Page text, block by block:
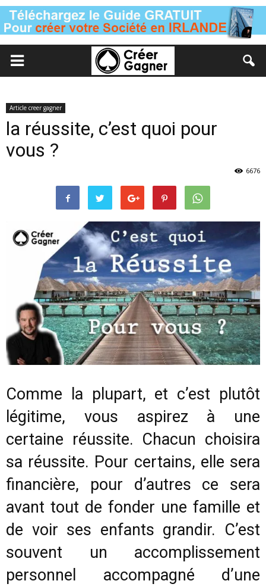
Article creer gagner
la réussite, c’est quoi pour
vous ?
6676
Comme la plupart, et c’est plutôt
légitime, vous aspirez à une
certaine réussite. Chacun choisira
sa réussite. Pour certains, elle sera
financière, pour d’autres ce sera
avant tout de fonder une famille et
de voir ses enfants grandir. C’est
souvent un accomplissement
personnel accompagné d’une